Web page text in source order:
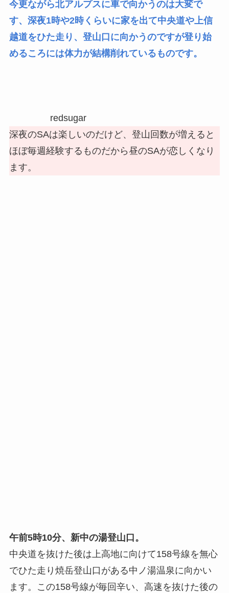
今更ながら北アルプスに車で向かうのは大変で
す、深夜1時や2時くらいに家を出て中央道や上信
越道をひた走り、登山口に向かうのですが登り始
めるころには体力が結構削れているものです。
redsugar
深夜のSAは楽しいのだけど、登山回数が増えると
ほぼ毎週経験するものだから昼のSAが恋しくなり
ます。
午前5時10分、新中の湯登山口。
中央道を抜けた後は上高地に向けて158号線を無心
でひた走り焼岳登山口がある中ノ湯温泉に向かい
ます。この158号線が毎回辛い、高速を抜けた後の